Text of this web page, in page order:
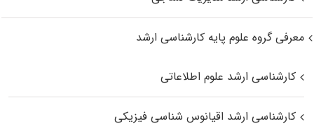
معرفی گروه علوم پایه کارشناسی ارشد
کارشناسی ارشد علوم اطلاعاتی
کارشناسی ارشد اقیانوس‌ شناسی فیزیکی